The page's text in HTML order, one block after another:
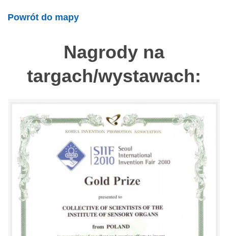
Powrót do mapy
Nagrody na
targach/wystawach: